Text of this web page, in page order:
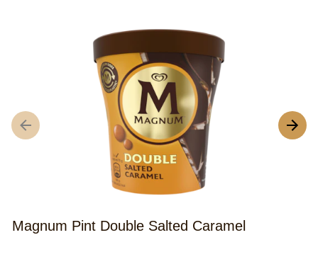
Magnum Pint Double Salted Caramel